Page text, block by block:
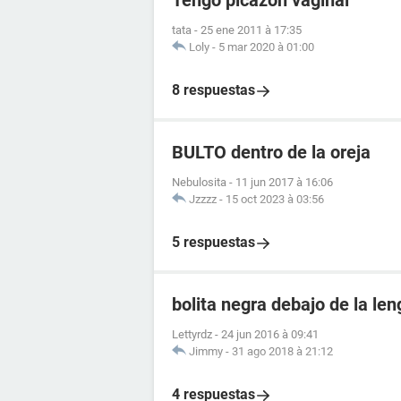
tata - 25 ene 2011 à 17:35
Loly - 5 mar 2020 à 01:00
8 respuestas
BULTO dentro de la oreja
Nebulosita - 11 jun 2017 à 16:06
Jzzzz - 15 oct 2023 à 03:56
5 respuestas
bolita negra debajo de la
Lettyrdz - 24 jun 2016 à 09:41
Jimmy - 31 ago 2018 à 21:12
4 respuestas